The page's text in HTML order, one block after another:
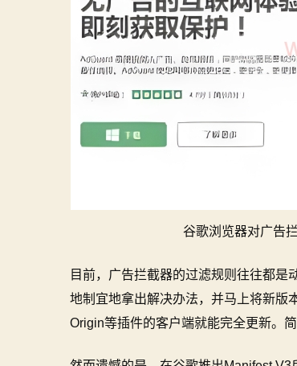
谷歌浏览器对广告
目前，广告拦截器的过滤规则往往都是
地制宜地拿出解决办法，并马上将新版
Origin等插件的客户端就能完全更新。